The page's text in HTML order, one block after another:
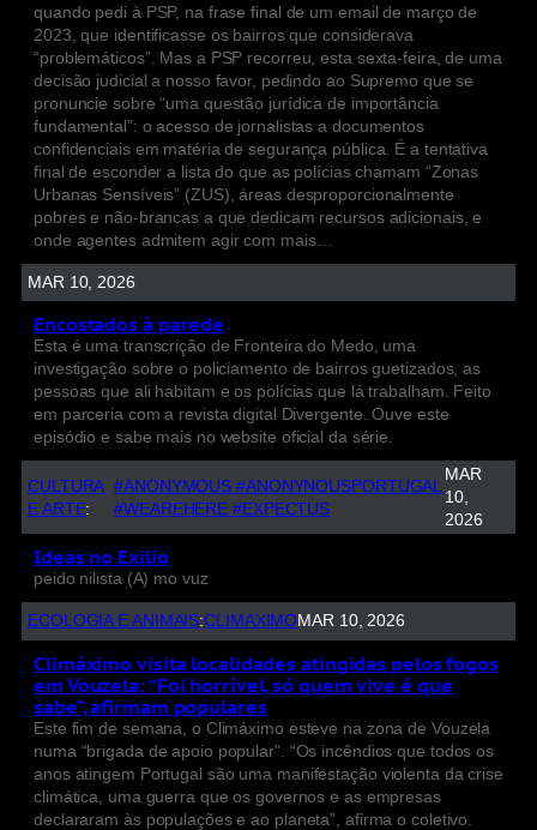
quando pedi à PSP, na frase final de um email de março de
2023, que identificasse os bairros que considerava
“problemáticos”. Mas a PSP recorreu, esta sexta-feira, de uma
decisão judicial a nosso favor, pedindo ao Supremo que se
pronuncie sobre “uma questão jurídica de importância
fundamental”: o acesso de jornalistas a documentos
confidenciais em matéria de segurança pública. É a tentativa
final de esconder a lista do que as polícias chamam “Zonas
Urbanas Sensíveis” (ZUS), áreas desproporcionalmente
pobres e não-brancas a que dedicam recursos adicionais, e
onde agentes admitem agir com mais…
MAR 10, 2026
Encostados à parede
Esta é uma transcrição de Fronteira do Medo, uma
investigação sobre o policiamento de bairros guetizados, as
pessoas que ali habitam e os polícias que lá trabalham. Feito
em parceria com a revista digital Divergente. Ouve este
episódio e sabe mais no website oficial da série.
CULTURA
E ARTE:
#ANONYMOUS #ANONYNOUSPORTUGAL
#WEAREHERE #EXPECTUS
MAR
10,
2026
Ideas no Exilio
peido nilista (A) mo vuz
ECOLOGIA E ANIMAIS:CLIMAXIMOMAR 10, 2026
Climáximo visita localidades atingidas pelos fogos
em Vouzela: “Foi horrível, só quem vive é que
sabe”, afirmam populares
Este fim de semana, o Climáximo esteve na zona de Vouzela
numa “brigada de apoio popular”. “Os incêndios que todos os
anos atingem Portugal são uma manifestação violenta da crise
climática, uma guerra que os governos e as empresas
declararam às populações e ao planeta”, afirma o coletivo.